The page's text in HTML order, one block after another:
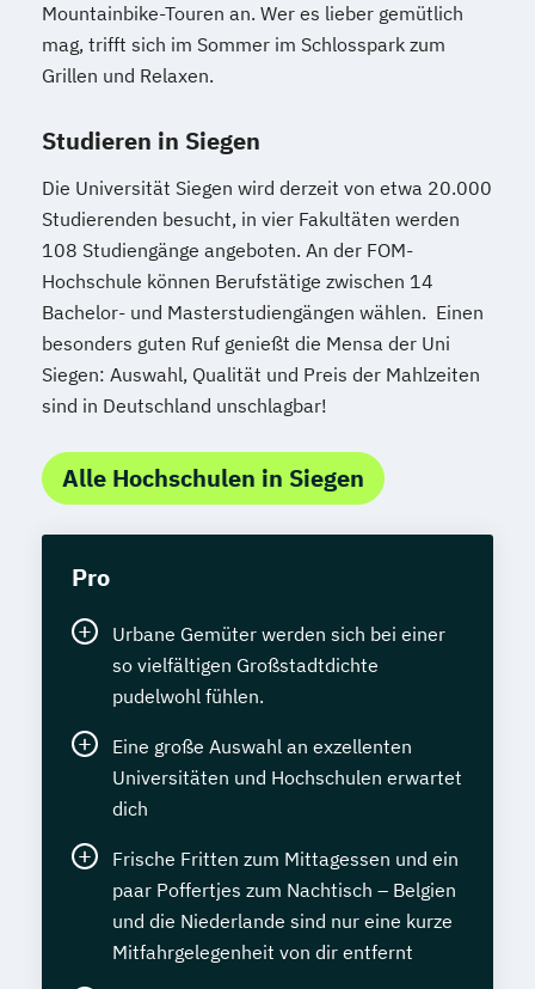
Mountainbike-Touren an. Wer es lieber gemütlich
mag, trifft sich im Sommer im Schlosspark zum
Grillen und Relaxen.
Studieren in Siegen
Die Universität Siegen wird derzeit von etwa 20.000
Studierenden besucht, in vier Fakultäten werden
108 Studiengänge angeboten. An der FOM-
Hochschule können Berufstätige zwischen 14
Bachelor- und Masterstudiengängen wählen. Einen
besonders guten Ruf genießt die Mensa der Uni
Siegen: Auswahl, Qualität und Preis der Mahlzeiten
sind in Deutschland unschlagbar!
Alle Hochschulen in Siegen
Pro
Urbane Gemüter werden sich bei einer
so vielfältigen Großstadtdichte
pudelwohl fühlen.
Eine große Auswahl an exzellenten
Universitäten und Hochschulen erwartet
dich
Frische Fritten zum Mittagessen und ein
paar Poffertjes zum Nachtisch – Belgien
und die Niederlande sind nur eine kurze
Mitfahrgelegenheit von dir entfernt